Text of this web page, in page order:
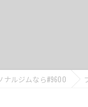
ナルジムなら#9600